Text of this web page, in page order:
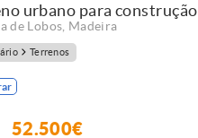
urbano para
de Lobos Madeira
Terrenos
52.500€